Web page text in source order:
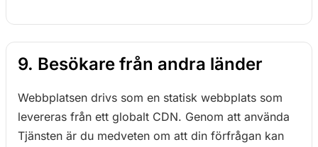
9. Besökare från andra länder
Webbplatsen drivs som en statisk webbplats som
levereras från ett globalt CDN. Genom att använda
Tjänsten är du medveten om att din förfrågan kan